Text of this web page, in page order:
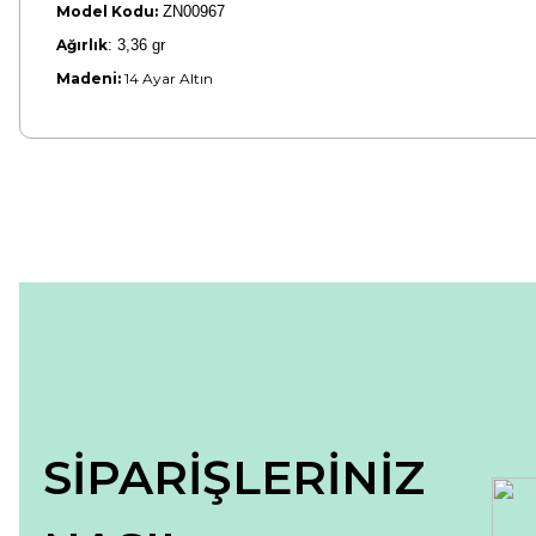
Model Kodu: ZN00967
Ağırlık: 3,36 gr
Madeni: 14 Ayar Altın
SİPARİŞLERİNİZ